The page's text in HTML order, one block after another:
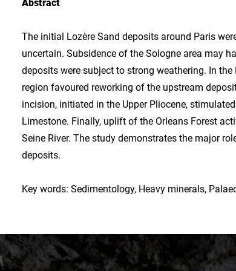
Abstract
The initial Lozère Sand deposits around Paris
uncertain. Subsidence of the Sologne area may
deposits were subject to strong weathering. In
region favoured reworking of the upstream
incision, initiated in the Upper Pliocene,
Limestone. Finally, uplift of the Orleans Forest
Seine River. The study demonstrates the major
deposits.
Key words: Sedimentology, Heavy minerals,